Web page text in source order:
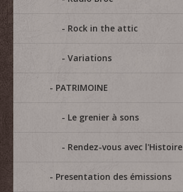
Rock in the attic
Variations
PATRIMOINE
Le grenier à sons
Rendez-vous avec l'Histoire
Presentation des émissions